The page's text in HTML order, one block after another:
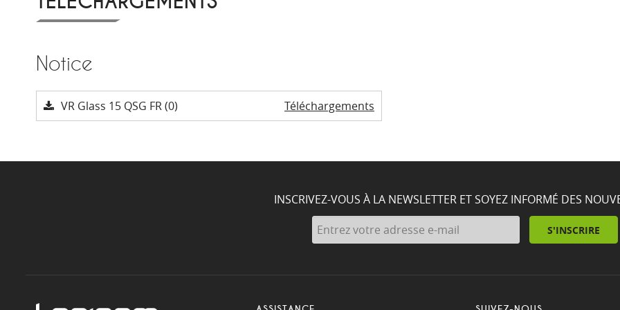
Notice
VR Glass 15 QSG FR (0) Téléchargements
INSCRIVEZ-VOUS À LA NEWSLETTER ET SOYEZ INFORMÉ DES
S'INSCRIRE